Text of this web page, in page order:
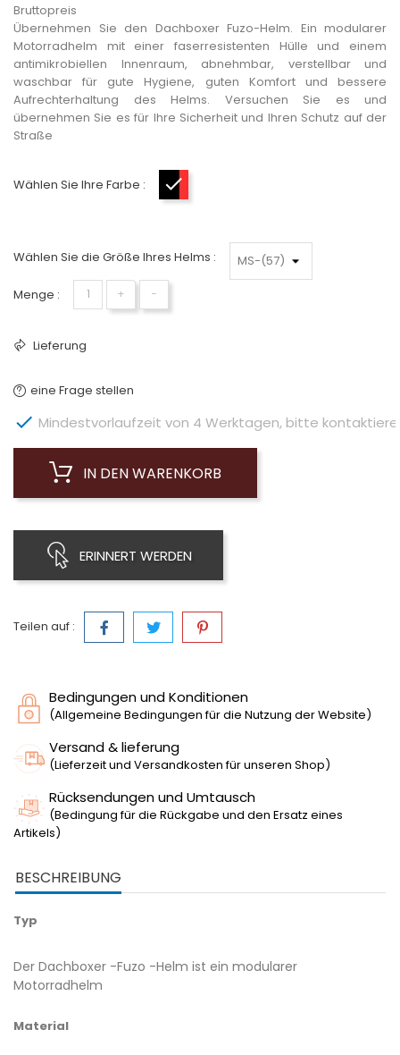
Bruttopreis
Übernehmen Sie den Dachboxer Fuzo-Helm. Ein modularer
Motorradhelm mit einer faserresistenten Hülle und einem
antimikrobiellen Innenraum, abnehmbar, verstellbar und
waschbar für gute Hygiene, guten Komfort und bessere
Aufrechterhaltung des Helms. Versuchen Sie es und
übernehmen Sie es für Ihre Sicherheit und Ihren Schutz auf der
Straße
Wählen Sie Ihre Farbe :
Wählen Sie die Größe Ihres Helms :
Menge : + −
Lieferung
eine Frage stellen
 Mindestvorlaufzeit von 4 Werktagen, bitte
IN DEN WARENKORB
ERINNERT WERDEN
Teilen auf :
Bedingungen und Konditionen
(Allgemeine Bedingungen für die Nutzung der Website)
Versand & lieferung
(Lieferzeit und Versandkosten für unseren Shop)
Rücksendungen und Umtausch
(Bedingung für die Rückgabe und den Ersatz eines
Artikels)
BESCHREIBUNG
Typ
Der Dachboxer -Fuzo -Helm ist ein modularer
Motorradhelm
Material